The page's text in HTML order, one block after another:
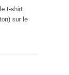
t-shirt
sur le